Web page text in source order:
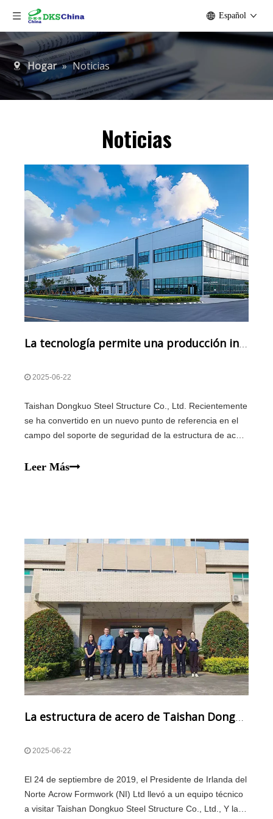
Español
Hogar » Noticias
Noticias
2025-06-22
Taishan Dongkuo Steel Structure Co., Ltd. Recientemente
se ha convertido en un nuevo punto de referencia en el
campo del soporte de seguridad de la estructura de acero
estricto sistema de gestión de calidad. Ubicada en una
Leer Más
La estructura de acero de Taishan Dongkuo es favorecida por las empresas de Irlanda del Norte, y la cooperación internacional ha dado un paso clave
2025-06-22
El 24 de septiembre de 2019, el Presidente de Irlanda del
Norte Acrow Formwork (NI) Ltd llevó a un equipo técnico
a visitar Taishan Dongkuo Steel Structure Co., Ltd., Y las